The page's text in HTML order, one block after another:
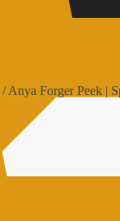
/Anya Forger Peek |